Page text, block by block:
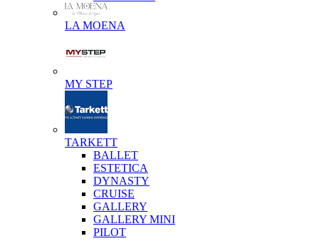
LA MOENA
MY STEP
TARKETT
BALLET
ESTETICA
DYNASTY
CRUISE
GALLERY
GALLERY MINI
PILOT